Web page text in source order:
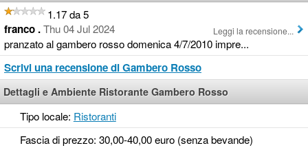
1.17 da 5
franco .Thu 04 Jul 2024
pranzato al gambero rosso domenica 4/7/2010 impre...
Leggi la recensione...
Scrivi una recensione di Gambero Rosso
Dettagli e Ambiente Ristorante Gambero Rosso
Tipo locale: Ristoranti
Fascia di prezzo: 30,00-40,00 euro (senza bevande)